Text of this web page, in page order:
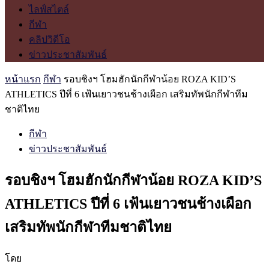
ไลฟ์สไตล์
กีฬา
คลิปวิดีโอ
ข่าวประชาสัมพันธ์
หน้าแรก กีฬา รอบชิงฯ โฮมฮักนักกีฬาน้อย ROZA KID’S
ATHLETICS ปีที่ 6 เฟ้นเยาวชนช้างเผือก เสริมทัพนักกีฬาทีม
ชาติไทย
กีฬา
ข่าวประชาสัมพันธ์
รอบชิงฯ โฮมฮักนักกีฬาน้อย ROZA KID’S
ATHLETICS ปีที่ 6 เฟ้นเยาวชนช้างเผือก
เสริมทัพนักกีฬาทีมชาติไทย
โดย